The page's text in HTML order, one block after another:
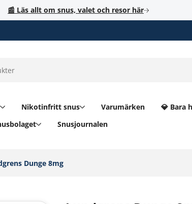
📰 Läs allt om snus, valet och resor här
Nikotinfritt snus Varumärken 💎 Bara
Snusjournalen
Dunge 8mg‎